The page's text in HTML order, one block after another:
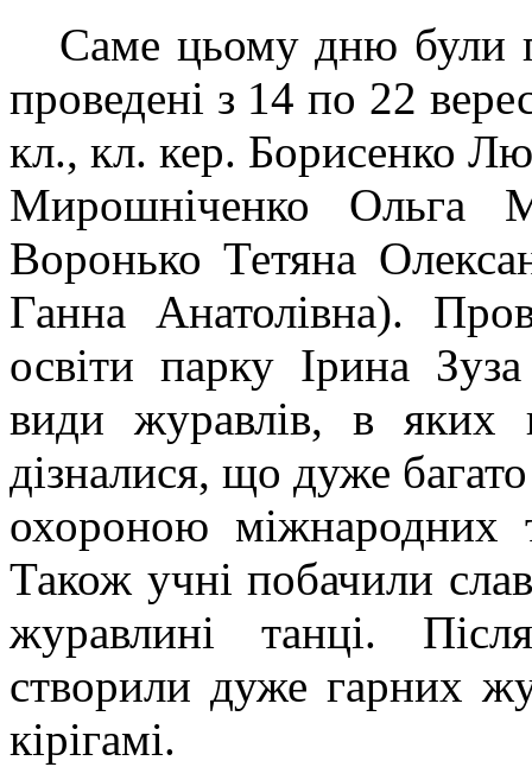
Саме цьому дню були
проведені з 14 по 22
кл., кл. кер. Борисенко
Мирошніченко Ольга
Воронько Тетяна
Ганна Анатолівна).
освіти парку Ірина
види журавлів, в яких
дізналися, що дуже
охороною міжнародних
Також учні побачили
журавлині танці.
створили дуже гарних
кірігамі.